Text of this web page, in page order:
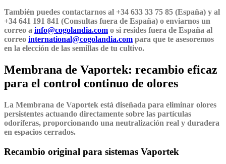
También puedes contactarnos al +34 633 33 75 85 (España) y al
+34 641 191 841 (Consultas fuera de España) o enviarnos un
correo a info@cogolandia.com o si resides fuera de España al
correo international@cogolandia.com para que te asesoremos
en la elección de las semillas de tu cultivo.
Membrana de Vaportek: recambio eficaz
para el control continuo de olores
La Membrana de Vaportek está diseñada para eliminar olores
persistentes actuando directamente sobre las partículas
odoríferas, proporcionando una neutralización real y duradera
en espacios cerrados.
Recambio original para sistemas Vaportek